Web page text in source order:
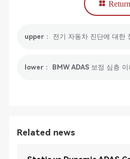
Return
upper： 전기 자동차 진단에 대한
Related news